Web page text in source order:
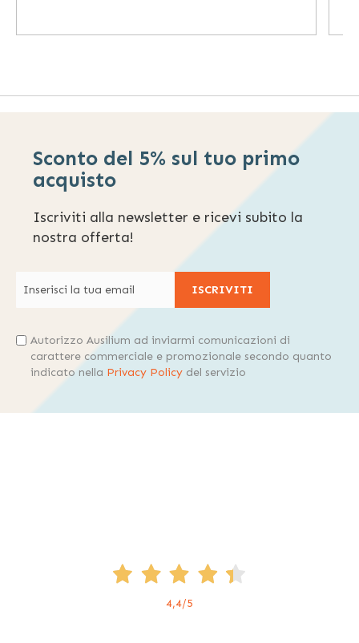
Sconto del 5% sul tuo primo
acquisto
Iscriviti alla newsletter e ricevi subito la
nostra offerta!
ISCRIVITI
Autorizzo Ausilium ad inviarmi comunicazioni di
carattere commerciale e promozionale secondo quanto
indicato nella Privacy Policy del servizio
4,4/5